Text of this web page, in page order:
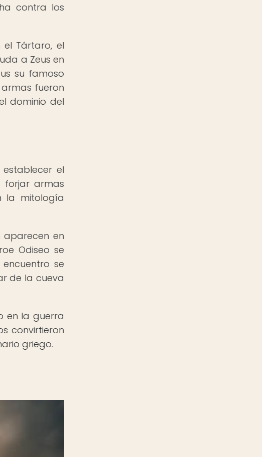
contra los
el Tártaro, el
a Zeus en
su famoso
fueron
dominio del
el
forjar armas
la mitología
aparecen en
Odiseo se
se
de la cueva
en la guerra
convirtieron
griego.